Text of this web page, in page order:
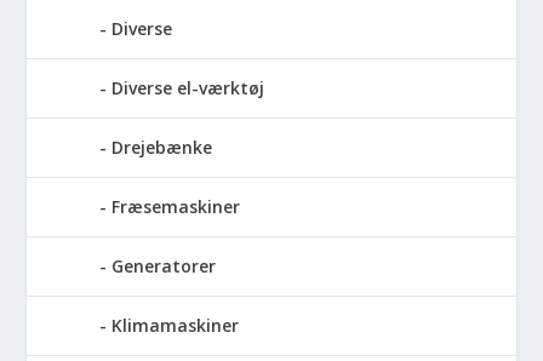
Diverse
Diverse el-værktøj
Drejebænke
Fræsemaskiner
Generatorer
Klimamaskiner